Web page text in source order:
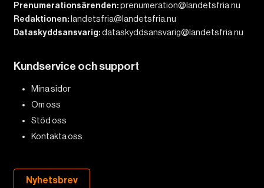
Prenumerationsärenden:prenumeration@landetsfria.nu
Redaktionen: landetsfria@landetsfria.nu
Dataskyddsansvarig:dataskyddsansvarig@landetsfria.nu
Kundservice och support
Mina sidor
Om oss
Stöd oss
Kontakta oss
Nyhetsbrev